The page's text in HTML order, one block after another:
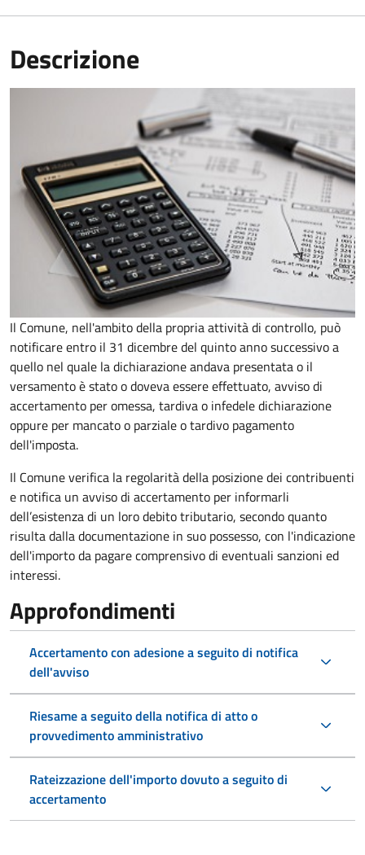
Descrizione
Il Comune, nell'ambito della propria attività di controllo, può
notificare entro il 31 dicembre del quinto annosuccessivo a
quello nel quale la dichiarazione andava presentata o il
versamento è stato o doveva essere effettuato, avviso di
accertamento per omessa, tardiva o infedele dichiarazione
oppure per mancato o parziale o tardivo pagamento
dell'imposta.
Il Comune verifica la regolarità della posizione dei contribuenti
e notifica un avviso di accertamento per informarli
dell’esistenza di un loro debito tributario, secondo quanto
risulta dalla documentazione in suo possesso, con l'indicazione
dell'importo da pagare comprensivo di eventuali sanzioni ed
interessi.
Approfondimenti
Accertamento con adesione a seguito di notifica
dell'avviso
Riesame a seguito della notifica di atto o
provvedimento amministrativo
Rateizzazione dell'importo dovuto a seguito di
accertamento